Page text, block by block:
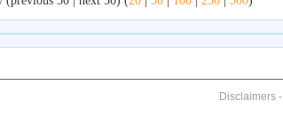
Disclaimers-